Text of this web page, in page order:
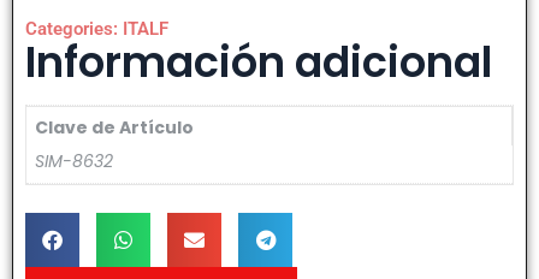
Categories: ITALF
Información adicional
Clave de Artículo
SIM-8632